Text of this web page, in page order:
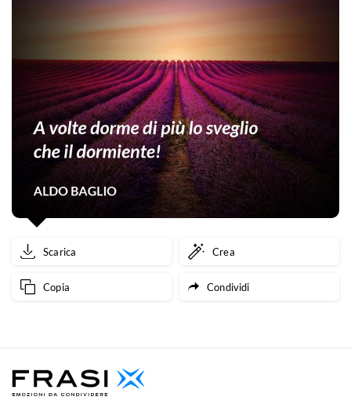
Scarica Crea
Copia Condividi